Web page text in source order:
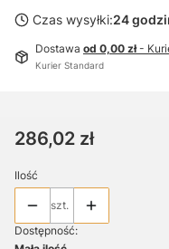
Czas wysyłki:24
Dostawa od 0,00 zł-
Kurier Standard
Cena
286,02 zł
Ilość
szt.
Dostępność: